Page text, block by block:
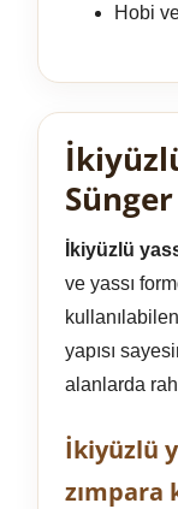
Hobi
İkiyüzlü
ve yassı
yapısı
alanlarda
İkiyüzlü
zımpara